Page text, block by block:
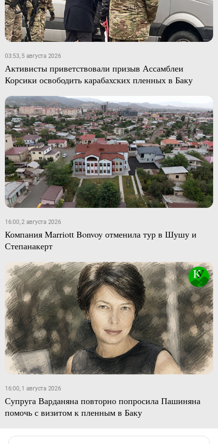
03:53, 5 августа 2026
Активисты приветствовали призыв Ассамблеи
Корсики освободить карабахских пленных в Баку
16:00, 2 августа 2026
Компания Marriott Bonvoy отменила тур в Шушу и
Степанакерт
16:00, 1 августа 2026
Супруга Варданяна повторно попросила Пашиняна
помочь с визитом к пленным в Баку